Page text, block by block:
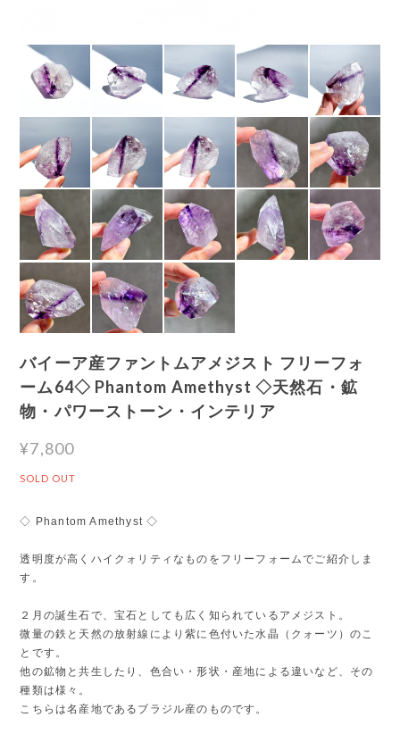
バイーア産ファントムアメジスト フリーフォ
ーム64◇ Phantom Amethyst ◇天然石・鉱
物・パワーストーン・インテリア
¥7,800
SOLD OUT
◇ Phantom Amethyst ◇
透明度が高くハイクォリティなものをフリーフォームでご紹介しま
す。
２月の誕生石で、宝石としても広く知られているアメジスト。
微量の鉄と天然の放射線により紫に色付いた水晶（クォーツ）のこ
とです。
他の鉱物と共生したり、色合い・形状・産地による違いなど、その
種類は様々。
こちらは名産地であるブラジル産のものです。